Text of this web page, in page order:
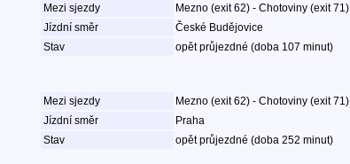
Mezi sjezdy
Mezno (exit 62) - Chotoviny (exit 71)
Jízdní směr
České Budějovice
Stav opět průjezdné (doba 107 minut)
Mezi sjezdy
Mezno (exit 62) - Chotoviny (exit 71)
Jízdní směr
Praha
Stav opět průjezdné (doba 252 minut)